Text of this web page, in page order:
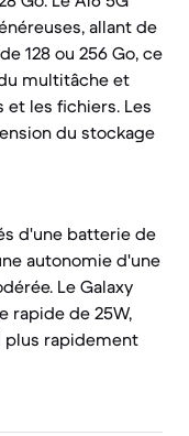
allant de
128 ou 256 Go, ce
multitâche et
et les fichiers. Les
du stockage
d'une batterie de
autonomie d'une
Le Galaxy
rapide de 25W,
plus rapidement